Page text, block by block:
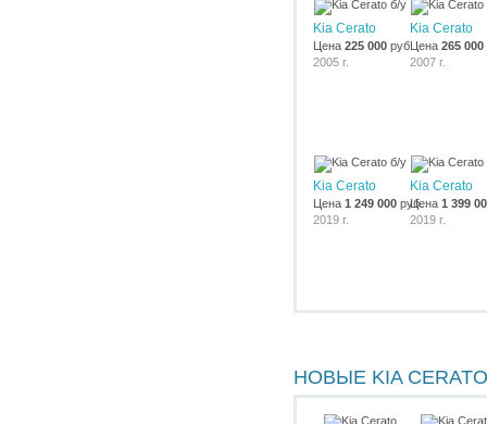
Kia Cerato
Цена 225 000 руб.
2005 г.
Kia Cerato
Цена 265 000
2007 г.
Kia Cerato
Цена 1 249 000 руб.
2019 г.
Kia Cerato
Цена 1 399
2019 г.
НОВЫЕ KIA CERATO